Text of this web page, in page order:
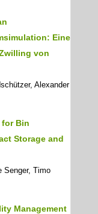
Eine
von
Alexander
for Bin
Storage and
Senger, Timo
Management